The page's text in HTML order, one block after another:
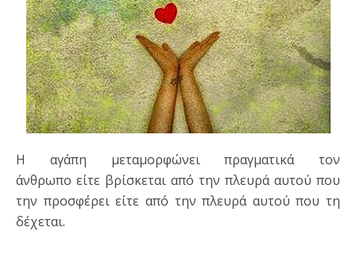
Η αγάπη μεταμορφώνει πραγματικά τον
άνθρωπο είτε βρίσκεται από την πλευρά αυτού που
την προσφέρει είτε από την πλευρά αυτού που τη
δέχεται.